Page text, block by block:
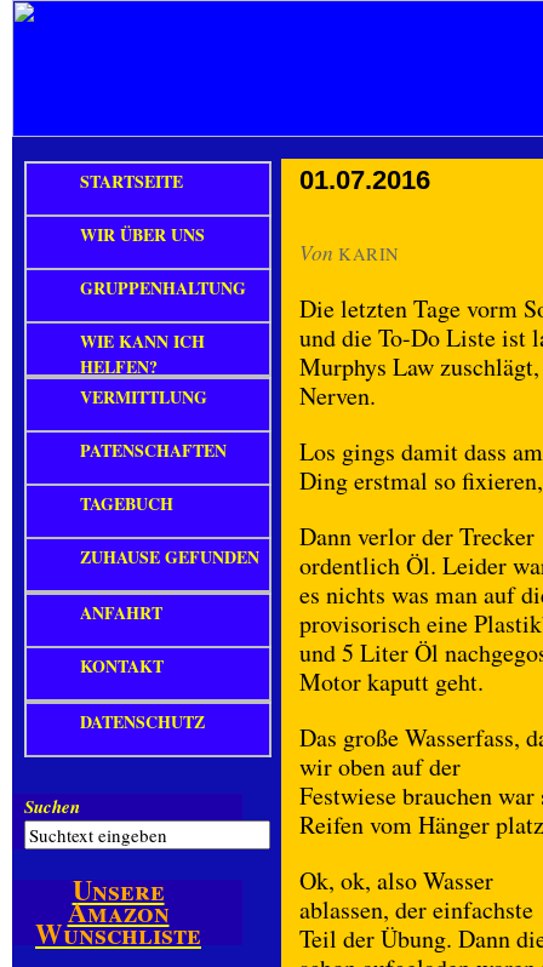
01.07.2016
Von KARIN
Die letzten Tage vorm
und die To-Do Liste ist
Murphys Law
Nerven.
Los gings damit dass
Ding erstmal so
Dann verlor der Trecker
ordentlich Öl. Leider
es nichts was man auf
provisorisch eine
und 5 Liter Öl
Motor kaputt geht.
Das große Wasserfass,
wir oben auf der
Festwiese brauchen
Reifen vom Hänger
Ok, ok, also Wasser
ablassen, der einfachste
Teil der Übung. Dann
STARTSEITE
WIR ÜBER UNS
GRUPPENHALTUNG
WIE KANN ICH
HELFEN?
VERMITTLUNG
PATENSCHAFTEN
TAGEBUCH
ZUHAUSE GEFUNDEN
ANFAHRT
KONTAKT
DATENSCHUTZ
Suchen
Unsere
Amazon
Wunschliste